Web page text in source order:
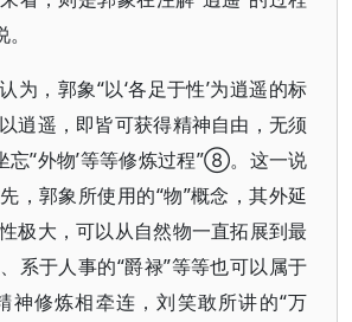
为，郭象“以‘各足于性’为逍遥的标
逍遥，即皆可获得精神自由，无须
忘’‘外物’等等修炼过程”⑧。这一说
，郭象所使用的“物”概念，其外延
极大，可以从自然物一直拓展到最
系于人事的“爵禄”等等也可以属于
修炼相牵连，刘笑敢所讲的“万